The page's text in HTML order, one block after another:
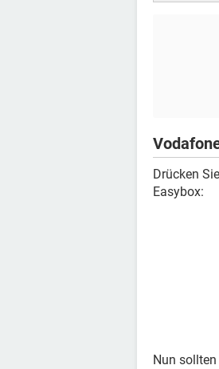
Drücken
Easybox:
Nun